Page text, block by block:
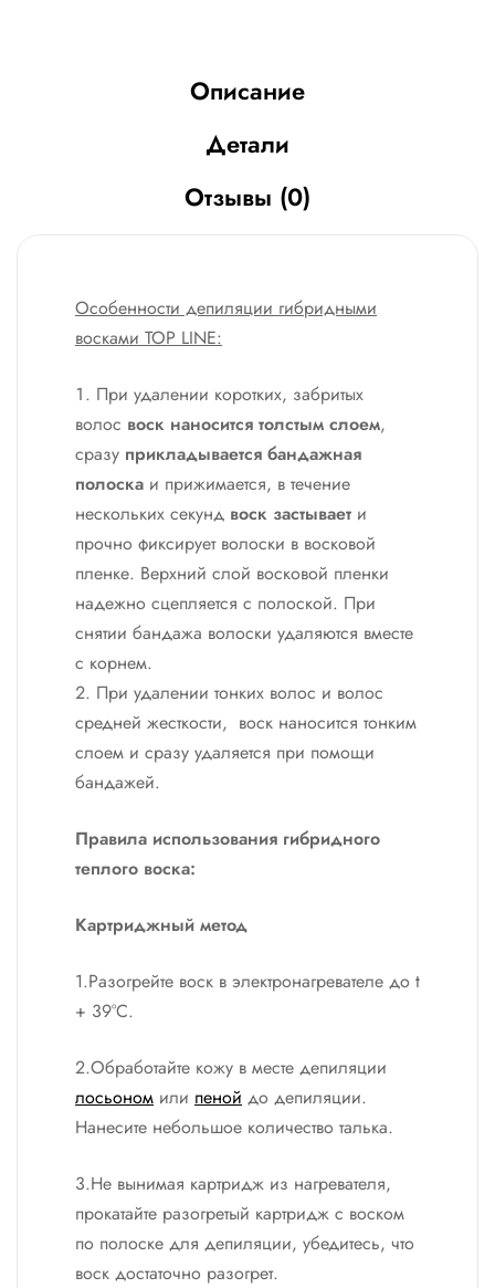
Описание
Детали
Отзывы (0)
Особенности депиляции гибридными
восками TOP LINE:
При удалении коротких, забритых
волос воск наносится толстым слоем,
сразу прикладывается бандажная
полоска и прижимается, в течение
нескольких секунд воск застывает и
прочно фиксирует волоски в восковой
пленке. Верхний слой восковой пленки
надежно сцепляется с полоской. При
снятии бандажа волоски удаляются вместе
с корнем.
При удалении тонких волос и волос
средней жесткости, воск наносится тонким
слоем и сразу удаляется при помощи
бандажей.
Правила использования гибридного
теплого воска:
Картриджный метод
1.Разогрейте воск в электронагревателе до t
+ 39°С.
2.Обработайте кожу в месте депиляции
лосьоном или пеной до депиляции.
Нанесите небольшое количество талька.
3.Не вынимая картридж из нагревателя,
прокатайте разогретый картридж с воском
по полоске для депиляции, убедитесь, что
воск достаточно разогрет.